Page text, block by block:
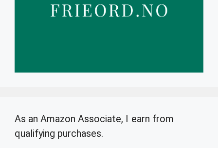
As an Amazon Associate, I earn from
qualifying purchases.